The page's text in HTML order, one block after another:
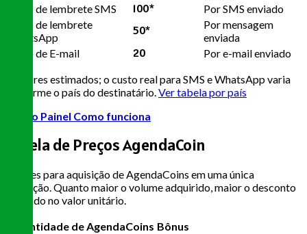
Envio de lembrete SMS
100*
Por SMS enviado
Envio de lembrete
WhatsApp
50*
Por mensagem
enviada
Envio de E-mail
20
Por e-mail enviado
* Valores estimados; o custo real para SMS e WhatsApp varia
conforme o país do destinatário. Ver tabela por país
Ver no Painel Como funciona
Tabela de PreçosAgendaCoin
Valores para aquisição de AgendaCoins em uma única
operação. Quanto maior o volume adquirido, maior o desconto
aplicado no valor unitário.
Quantidade de AgendaCoins Bônus